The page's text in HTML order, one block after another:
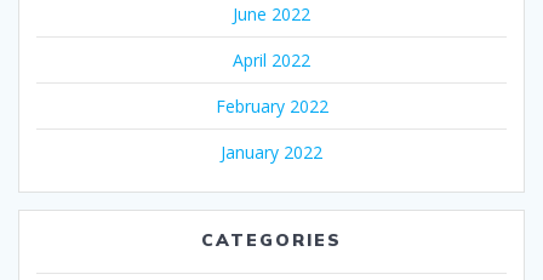
June 2022
April 2022
February 2022
January 2022
CATEGORIES